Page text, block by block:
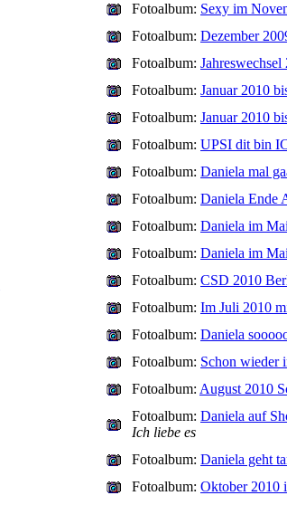
Fotoalbum: Sexy im
Fotoalbum: Dezember
Fotoalbum:
Fotoalbum: Januar 2010
Fotoalbum: Januar 2010
Fotoalbum: UPSI dit bin
Fotoalbum: Daniela mal
Fotoalbum: Daniela Ende
Fotoalbum: Daniela im
Fotoalbum: Daniela im
Fotoalbum: CSD 2010
Fotoalbum: Im Juli 2010
Fotoalbum: Daniela
Fotoalbum: Schon wieder
Fotoalbum: August 2010
Fotoalbum: Daniela auf
Ich liebe es
Fotoalbum: Daniela geht
Fotoalbum: Oktober 2010